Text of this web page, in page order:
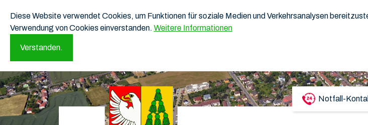
Diese Website verwendet Cookies, um Funktionen für soziale Medien und Verkehrsanalysen
Verwendung von Cookies einverstanden. Weitere Informationen
Verstanden.
Notfall-